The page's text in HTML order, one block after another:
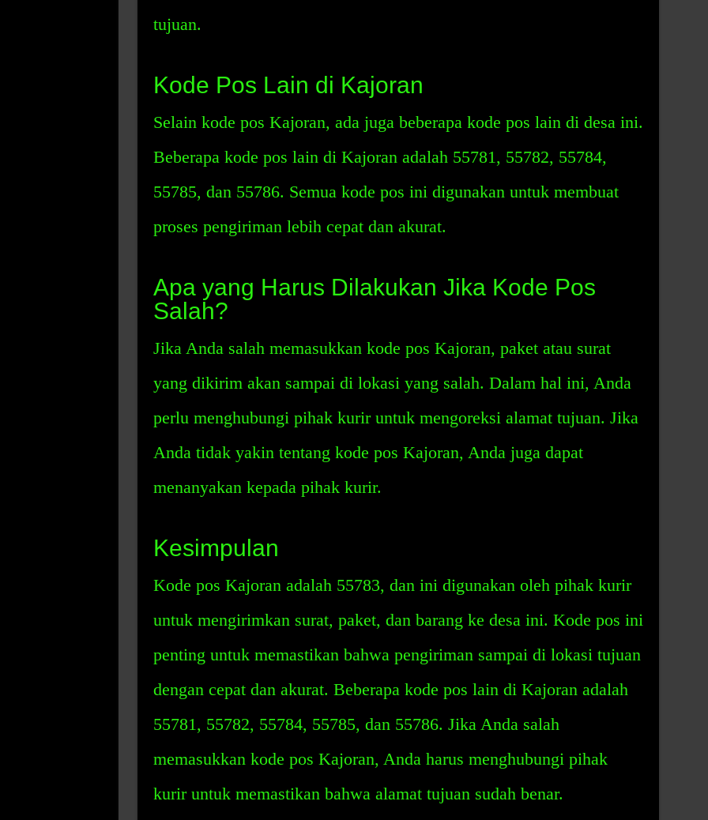
tujuan.
Kode Pos Lain di Kajoran
Selain kode pos Kajoran, ada juga beberapa kode pos lain di desa ini.
Beberapa kode pos lain di Kajoran adalah 55781, 55782, 55784,
55785, dan 55786. Semua kode pos ini digunakan untuk membuat
proses pengiriman lebih cepat dan akurat.
Apa yang Harus Dilakukan Jika Kode Pos
Salah?
Jika Anda salah memasukkan kode pos Kajoran, paket atau surat
yang dikirim akan sampai di lokasi yang salah. Dalam hal ini, Anda
perlu menghubungi pihak kurir untuk mengoreksi alamat tujuan. Jika
Anda tidak yakin tentang kode pos Kajoran, Anda juga dapat
menanyakan kepada pihak kurir.
Kesimpulan
Kode pos Kajoran adalah 55783, dan ini digunakan oleh pihak kurir
untuk mengirimkan surat, paket, dan barang ke desa ini. Kode pos ini
penting untuk memastikan bahwa pengiriman sampai di lokasi tujuan
dengan cepat dan akurat. Beberapa kode pos lain di Kajoran adalah
55781, 55782, 55784, 55785, dan 55786. Jika Anda salah
memasukkan kode pos Kajoran, Anda harus menghubungi pihak
kurir untuk memastikan bahwa alamat tujuan sudah benar.